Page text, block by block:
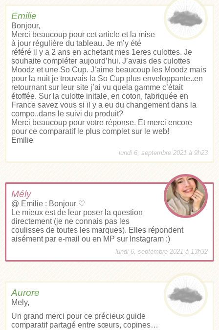
Emilie
Bonjour,
Merci beaucoup pour cet article et la mise
à jour régulière du tableau. Je m’y été
référé il y a 2 ans en achetant mes 1eres culottes. Je
souhaite compléter aujourd’hui. J’avais des culottes
Moodz et une So Cup. J’aime beaucoup les Moodz mais
pour la nuit je trouvais la So Cup plus enveloppante..en
retournant sur leur site j’ai vu quela gamme c’était
étoffée. Sur la culotte initale, en coton, fabriquée en
France savez vous si il y a eu du changement dans la
compo..dans le suivi du produit?
Merci beaucoup pour votre réponse. Et merci encore
pour ce comparatif le plus complet sur le web!
Emilie
lundi 6, septembre 2021 à 9h23
Mély
@ Emilie : Bonjour ♡
Le mieux est de leur poser la question
directement (je ne connais pas les
coulisses de toutes les marques). Elles répondent
aisément par e-mail ou en MP sur Instagram :)
lundi 6, septembre 2021 à 13h32
Aurore
Mely,
Un grand merci pour ce précieux guide
comparatif partagé entre sœurs, copines…